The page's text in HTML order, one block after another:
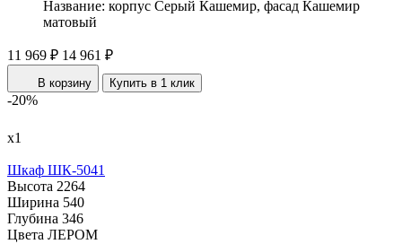
Название: корпус Серый Кашемир, фасад Кашемир
матовый
11 969 ₽ 14 961 ₽
В корзину Купить в 1 клик
-20%
х1
Шкаф ШК-5041
Высота 2264
Ширина 540
Глубина 346
Цвета ЛЕРОМ